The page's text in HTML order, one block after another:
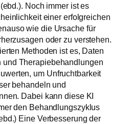
Noch immer ist es
einer erfolgreichen
wie die Ursache für
oder zu verstehen.
Methoden ist es, Daten
und Therapiebehandlungen
um Unfruchtbarkeit
behandeln und
Dabei kann diese KI
den Behandlungszyklus
Eine Verbesserung der